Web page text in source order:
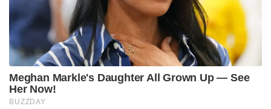
MWF (Medium Weight Fighter)
തേജസ് എന്ന LCA (Light Combat Aircraft) പദ്ധതിക്ക്
Mk1, Mk1A എന്നീ വേരിയന്റുകൾക്ക് ശേഷം Mk2
എന്നൊരു പുതിയ വിമാനം പദ്ധതിയിലുണ്ടായിരുന്നു.
എന്നാൽ വായുസേന സൂചിപ്പിച്ച LCAയുടെ ചില